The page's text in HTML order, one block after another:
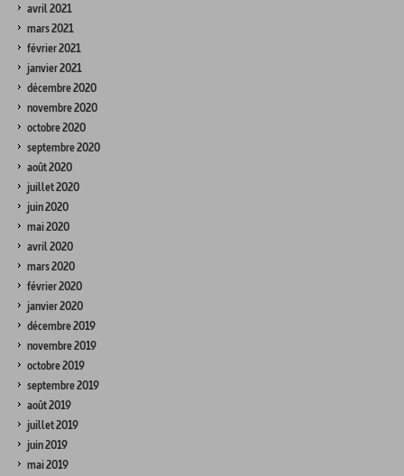
avril 2021
mars 2021
février 2021
janvier 2021
décembre 2020
novembre 2020
octobre 2020
septembre 2020
août 2020
juillet 2020
juin 2020
mai 2020
avril 2020
mars 2020
février 2020
janvier 2020
décembre 2019
novembre 2019
octobre 2019
septembre 2019
août 2019
juillet 2019
juin 2019
mai 2019